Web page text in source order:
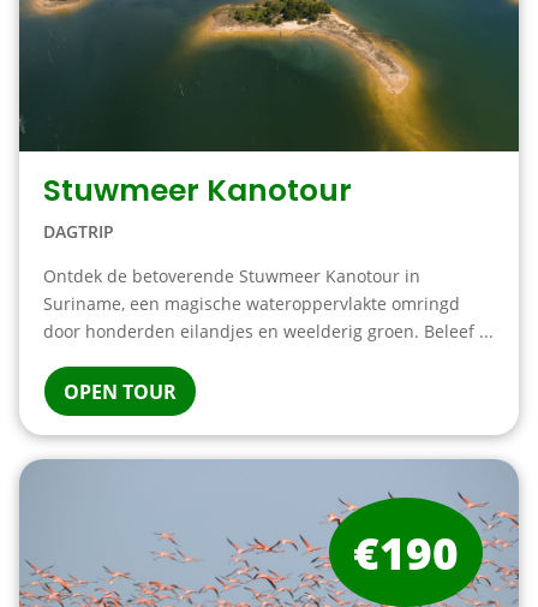
Stuwmeer Kanotour
DAGTRIP
Ontdek de betoverende Stuwmeer Kanotour in
Suriname, een magische wateroppervlakte omringd
door honderden eilandjes en weelderig groen. Beleef ...
OPEN TOUR
€190